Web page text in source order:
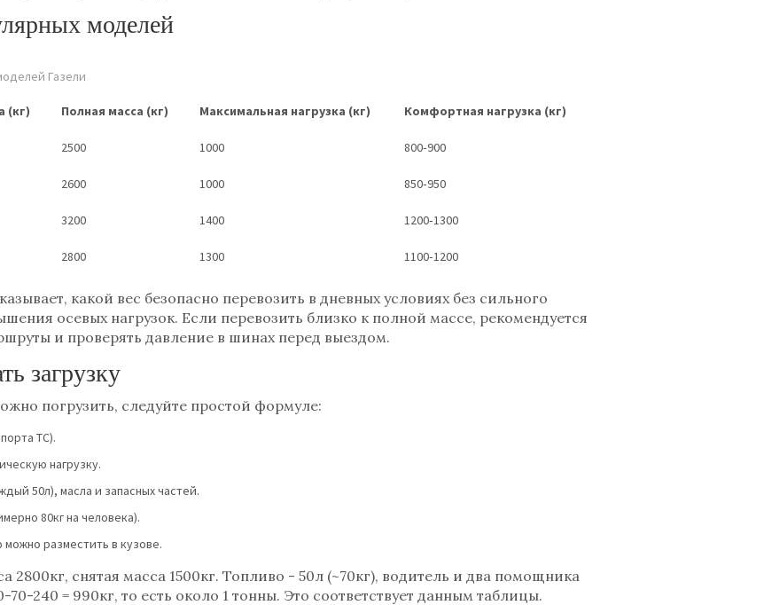
моделей
Газели
(кг) Полная масса (кг) Максимальная нагрузка (кг) Комфортная нагрузка (кг)
2500 1000 800‑900
2600 1000 850‑950
3200 1400 1200‑1300
2800 1300 1100‑1200
какой вес безопасно перевозить в дневных условиях без сильного
осевых нагрузок. Если перевозить близко к полной массе, рекомендуется
и проверять давление в шинах перед выездом.
загрузку
погрузить, следуйте простой формуле:
ТС).
нагрузку.
50л), масла и запасных частей.
80кг на человека).
можно разместить в кузове.
2800кг, снятая масса 1500кг. Топливо - 50л (~70кг), водитель и два помощника
70-240 = 990кг, то есть около 1 тонны. Это соответствует данным таблицы.